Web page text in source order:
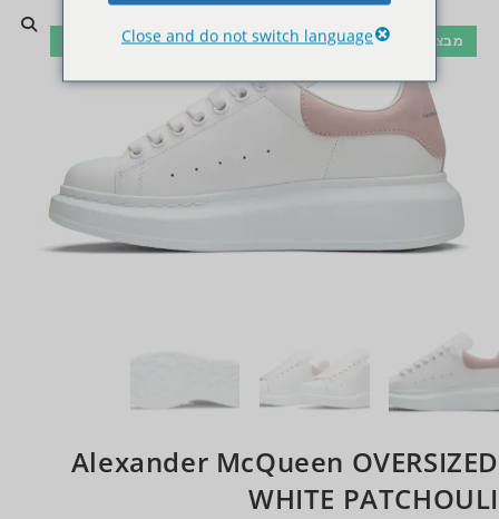
מבצע!
Alexander McQueen OVERSIZED
WHITE PATCHOULI
Close and do not switch language